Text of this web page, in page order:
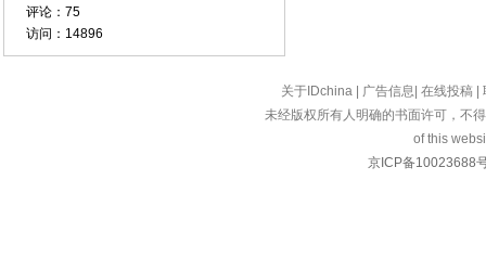
评论： 75
访问： 14896
关于IDchina 广告信息 在线投稿
未经版权所有人明确的书面许可，不
of this
京ICP备10023688